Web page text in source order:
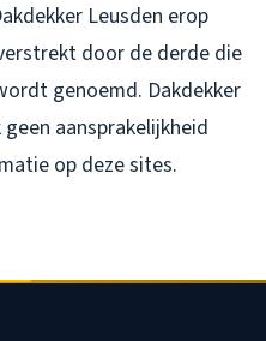
Leusden erop
door de derde die
genoemd. Dakdekker
aansprakelijkheid
op deze sites.